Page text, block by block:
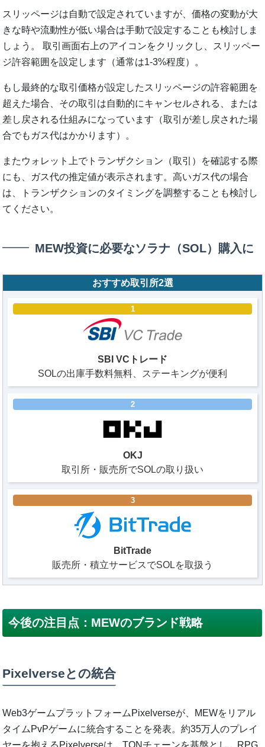
スリッページは自動で設定されていますが、価格の変動が大
きな時や流動性が低い場合は手動で設定することも検討しま
しょう。 取引画面右上のアイコンをクリックし、スリッペー
ジ許容範囲を設定します（通常は1-3%程度）。
もし最終的な取引価格が設定したスリッページの許容範囲を
超えた場合、その取引は自動的にキャンセルされる、または
差し戻される仕組みになっています（取引が差し戻された場
合でもガス代はかかります）。
またウォレット上でトランザクション（取引）を確認する際
にも、ガス代の推定値が表示されます。高いガス代の場合
は、トランザクションのタイミングを調整することも検討し
てください。
MEW投資に必要なソラナ（SOL）購入に
おすすめ取引所2選
1
SBI VCトレード
SOLの出庫手数料無料、ステーキングが便利
2
OKJ
取引所・販売所でSOLの取り扱い
3
BitTrade
販売所・積立サービスでSOLを取扱う
今後の注目点：MEWのブランド戦略
Pixelverseとの統合
Web3ゲームプラットフォームPixelverseが、MEWをリアル
タイムPvPゲームに統合することを発表。約35万人のプレイ
ヤーを抱えるPixelverseは、TONチェーンを基盤とし、RPG